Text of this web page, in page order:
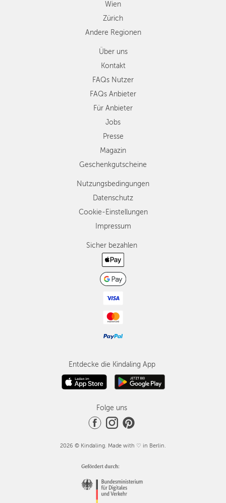
Wien
Zürich
Andere Regionen
Über uns
Kontakt
FAQs Nutzer
FAQs Anbieter
Für Anbieter
Jobs
Presse
Magazin
Geschenkgutscheine
Nutzungsbedingungen
Datenschutz
Cookie-Einstellungen
Impressum
Sicher bezahlen
Entdecke die Kindaling App
Folge uns
2026 © Kindaling. Made with ♡ in Berlin.